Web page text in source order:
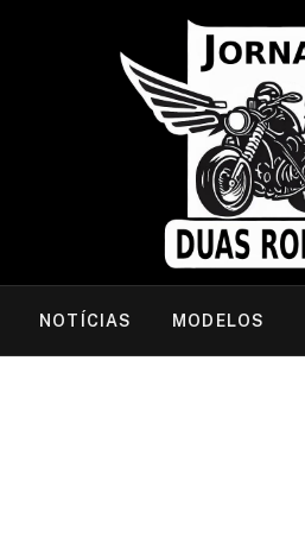
NOTÍCIAS MODELOS